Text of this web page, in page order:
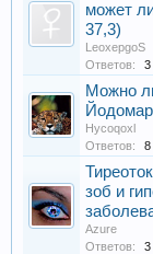
может
37,3)
LeoxepgoS
Ответов:
3
Можно
Hycoqoxl
Ответов:
8
зоб и
Azure
Ответов:
3